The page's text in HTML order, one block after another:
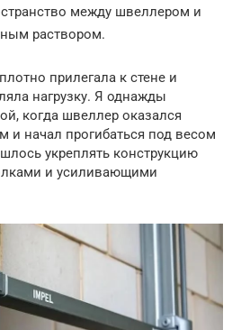
между швеллером и
раствором.
прилегала к стене и
нагрузку. Я однажды
когда швеллер оказался
и начал прогибаться под весом
укреплять конструкцию
и усиливающими